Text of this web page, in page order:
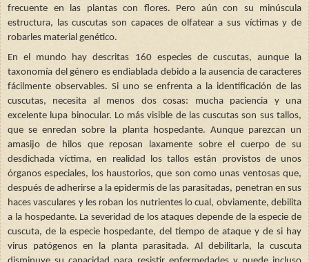
frecuente en las plantas con flores. Pero aún con su minúscula
estructura, las cuscutas son capaces de olfatear a sus víctimas y de
robarles material genético.
En el mundo hay descritas 160 especies de cuscutas, aunque la
taxonomía del género es endiablada debido a la ausencia de caracteres
fácilmente observables. Si uno se enfrenta a la identificación de las
cuscutas, necesita al menos dos cosas: mucha paciencia y una
excelente lupa binocular. Lo más visible de las cuscutas son sus tallos,
que se enredan sobre la planta hospedante. Aunque parezcan un
amasijo de hilos que reposan laxamente sobre el cuerpo de su
desdichada víctima, en realidad los tallos están provistos de unos
órganos especiales, los haustorios, que son como unas ventosas que,
después de adherirse a la epidermis de las parasitadas, penetran en sus
haces vasculares y les roban los nutrientes lo cual, obviamente, debilita
a la hospedante. La severidad de los ataques depende de la especie de
cuscuta, de la especie hospedante, del tiempo de ataque y de si hay
virus patógenos en la planta parasitada. Al debilitarla, la cuscuta